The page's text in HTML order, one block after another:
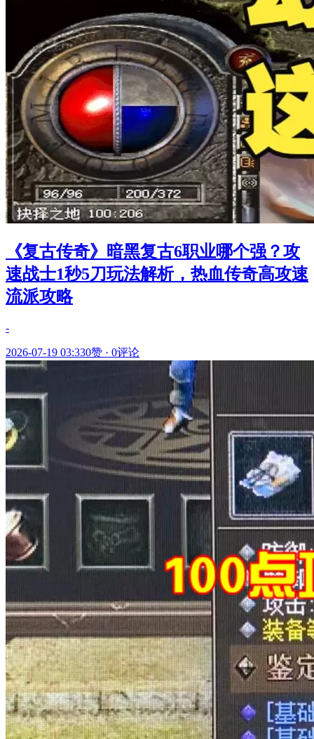
《复古传奇》暗黑复古6职业哪个强？攻
速战士1秒5刀玩法解析，热血传奇高攻速
流派攻略
-
2026-07-19 03:330赞 · 0评论